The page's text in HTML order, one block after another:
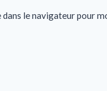
le navigateur pour